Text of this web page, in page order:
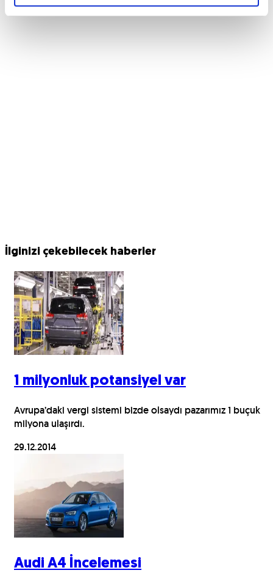
İlginizi çekebilecek haberler
1 milyonluk potansiyel var
Avrupa’daki vergi sistemi bizde olsaydı pazarımız 1 buçuk
milyona ulaşırdı.
29.12.2014
Audi A4 İncelemesi